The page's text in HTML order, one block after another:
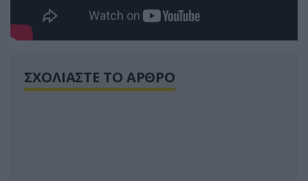
ΣΧΟΛΙΑΣΤΕ ΤΟ ΑΡΘΡΟ